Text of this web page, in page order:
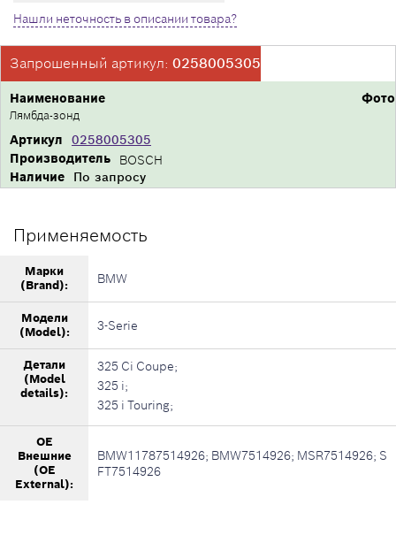
Нашли неточность в описании товара?
Запрошенный артикул: 0258005305
Фото
Производитель BOSCH
Артикул 0258005305
Наименование
Лямбда-зонд
Наличие По запросу
Применяемость
Марки
(Brand):
BMW
Модели
(Model):
3-Serie
Детали
(Model
details):
325 Ci Coupe;
325 i;
325 i Touring;
OE
Внешние
(OE
External):
BMW11787514926; BMW7514926; MSR7514926; S
FT7514926